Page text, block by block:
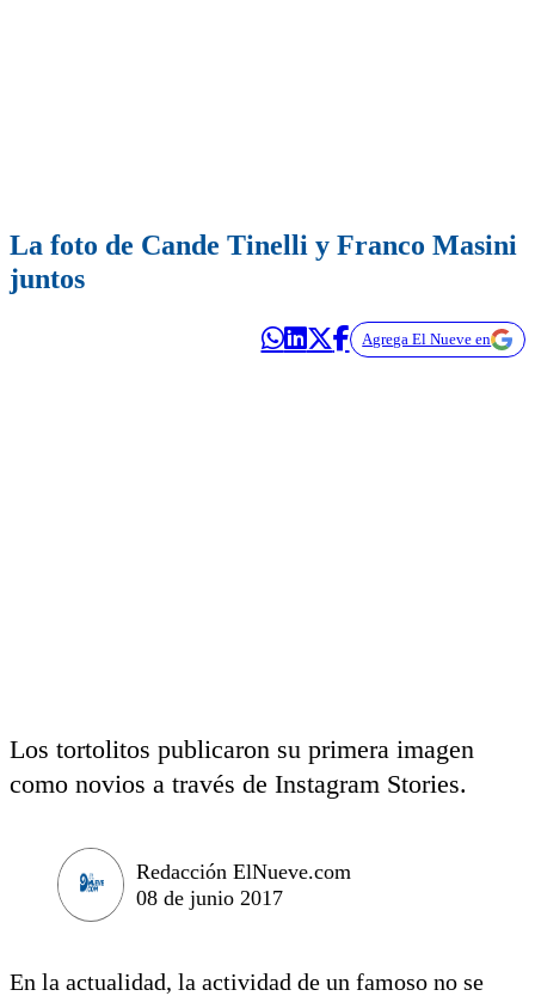
La foto de Cande Tinelli y Franco Masini
juntos
Agrega El Nueve en
Los tortolitos publicaron su primera imagen
como novios a través de Instagram Stories.
Redacción ElNueve.com
08 de junio 2017
En la actualidad, la actividad de un famoso no se